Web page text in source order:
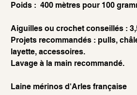
Poids : 400 mètres pour 100
Aiguilles ou crochet conseillés :
Projets recommandés : pulls,
layette, accessoires.
Lavage à la main recommandé.
Laine mérinos d'Arles française